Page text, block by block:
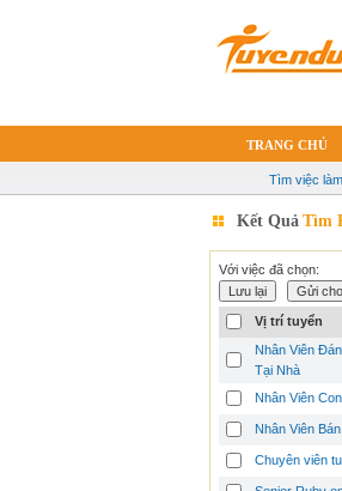
TRANG CHỦ
Tìm việc
Kết Quả Tìm
Với việc đã chọn:
Vị trí tuyển
Nhân Viên
Tại Nhà
Nhân Viên
Nhân Viên
Chuyên viên